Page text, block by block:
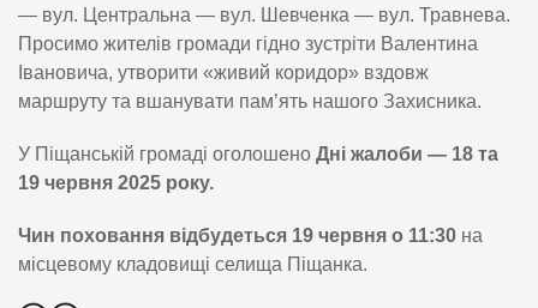
— вул. Центральна — вул. Шевченка — вул. Травнева.
Просимо жителів громади гідно зустріти Валентина
Івановича, утворити «живий коридор» вздовж
маршруту та вшанувати пам’ять нашого Захисника.
У Піщанській громаді оголошено Дні жалоби — 18 та
19 червня 2025 року.
Чин поховання відбудеться 19 червня о 11:30 на
місцевому кладовищі селища Піщанка.